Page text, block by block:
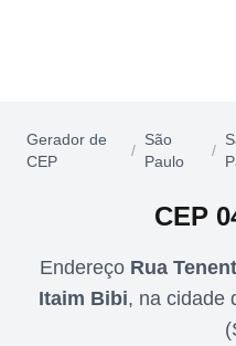
Gerador de
CEP
/
São
Paulo
/
CEP
Endereço Rua
Itaim Bibi, na cidade
(